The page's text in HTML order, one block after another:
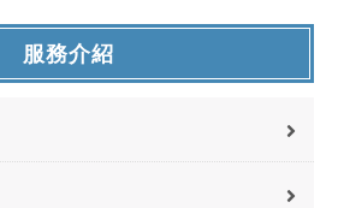
服務介紹